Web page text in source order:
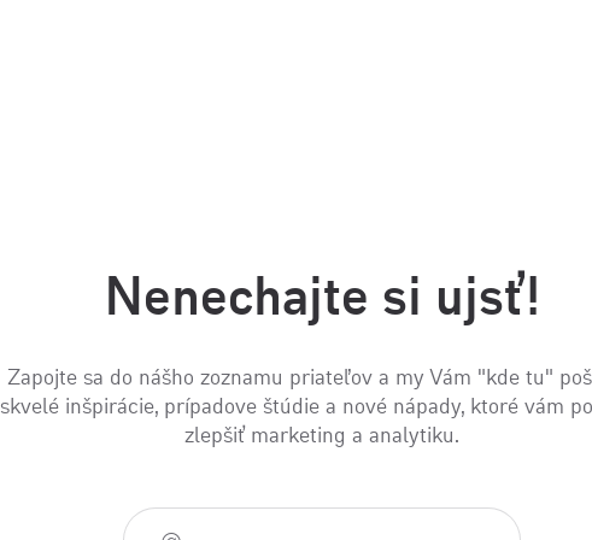
Nenechajte si ujsť!
Zapojte sa do nášho zoznamu priateľov a my Vám "kde tu"
skvelé inšpirácie, prípadove štúdie a nové nápady, ktoré vám
zlepšiť marketing a analytiku.